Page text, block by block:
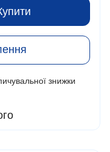
знижки